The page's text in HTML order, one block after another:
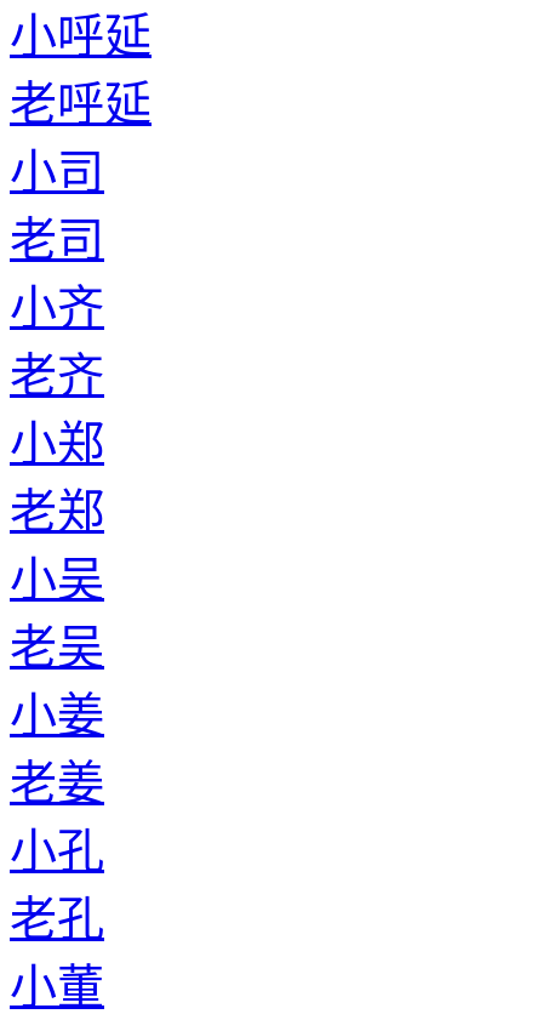
小呼延
老呼延
小司
老司
小齐
老齐
小郑
老郑
小吴
老吴
小姜
老姜
小孔
老孔
小董